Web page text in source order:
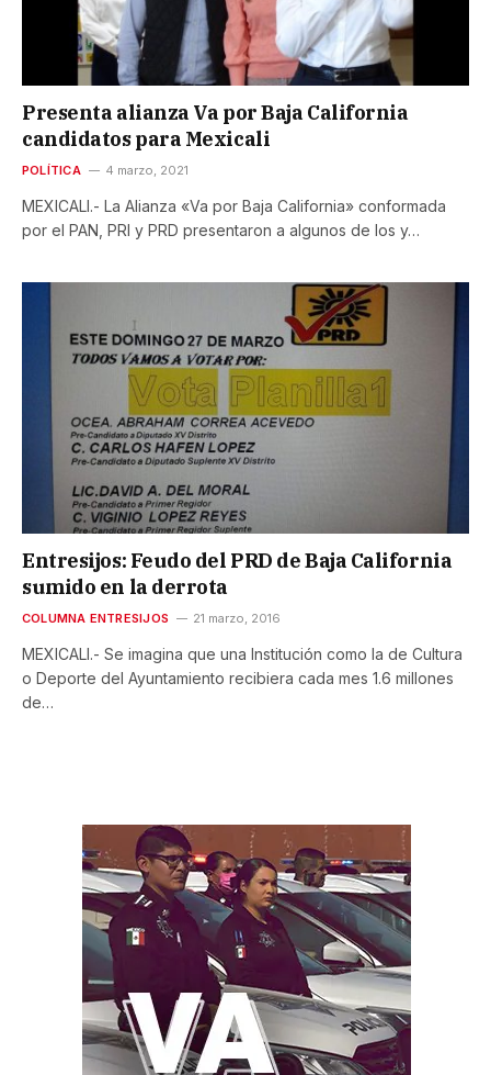
Presenta alianza Va por Baja California
candidatos para Mexicali
POLÍTICA 4 marzo, 2021
MEXICALI.- La Alianza «Va por Baja California» conformada
por el PAN, PRI y PRD presentaron a algunos de los y…
Entresijos: Feudo del PRD de Baja California
sumido en la derrota
COLUMNA ENTRESIJOS 21 marzo, 2016
MEXICALI.- Se imagina que una Institución como la de Cultura
o Deporte del Ayuntamiento recibiera cada mes 1.6 millones
de…